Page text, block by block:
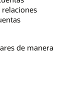
de manera